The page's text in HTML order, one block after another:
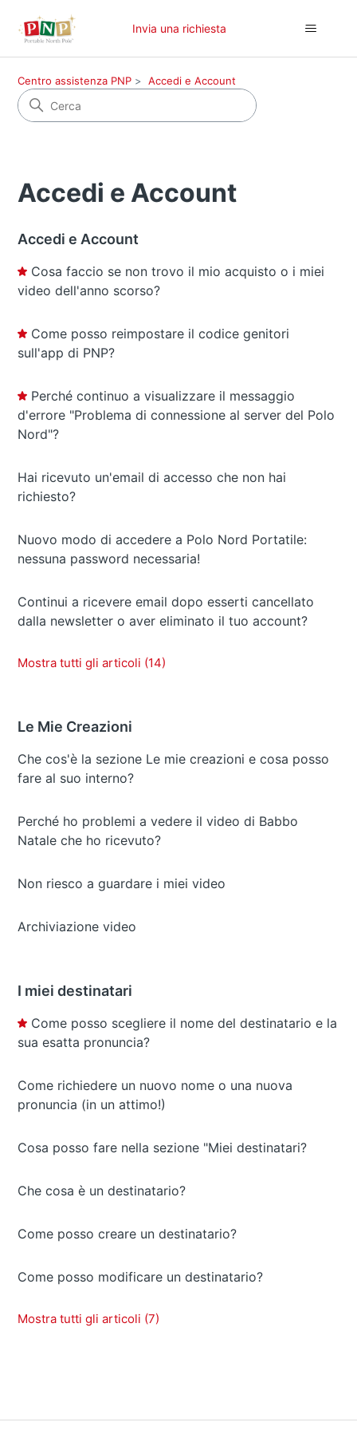
Invia una richiesta
Centro assistenza PNP Accedi e Account
Accedi e Account
Accedi e Account
Cosa faccio se non trovo il mio acquisto o i miei
video dell'anno scorso?
Come posso reimpostare il codice genitori
sull'app di PNP?
Perché continuo a visualizzare il messaggio
d'errore "Problema di connessione al server del Polo
Nord"?
Hai ricevuto un'email di accesso che non hai
richiesto?
Nuovo modo di accedere a Polo Nord Portatile:
nessuna password necessaria!
Continui a ricevere email dopo esserti cancellato
dalla newsletter o aver eliminato il tuo account?
Mostra tutti gli articoli (14)
Le Mie Creazioni
Che cos'è la sezione Le mie creazioni e cosa posso
fare al suo interno?
Perché ho problemi a vedere il video di Babbo
Natale che ho ricevuto?
Non riesco a guardare i miei video
Archiviazione video
I miei destinatari
Come posso scegliere il nome del destinatario e la
sua esatta pronuncia?
Come richiedere un nuovo nome o una nuova
pronuncia (in un attimo!)
Cosa posso fare nella sezione "Miei destinatari?
Che cosa è un destinatario?
Come posso creare un destinatario?
Come posso modificare un destinatario?
Mostra tutti gli articoli (7)